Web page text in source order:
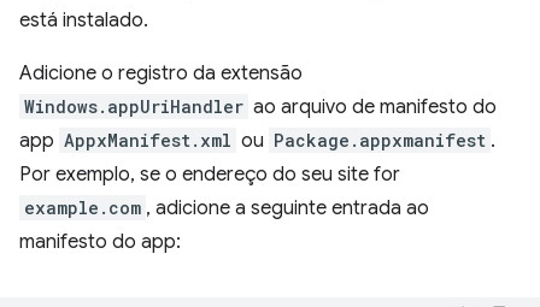
está instalado.
Adicione o registro da extensão
Windows.appUriHandler ao arquivo de manifesto do
app AppxManifest.xml ou Package.appxmanifest .
Por exemplo, se o endereço do seu site for
example.com , adicione a seguinte entrada ao
manifesto do app: